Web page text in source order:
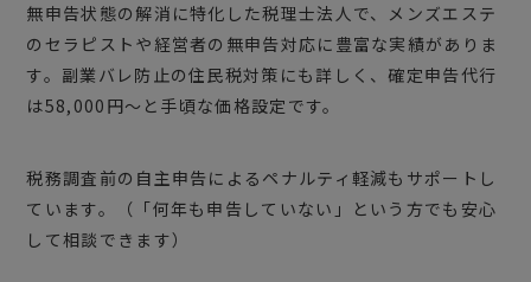
無申告状態の解消に特化した税理士法人で、メンズエステ
のセラピストや経営者の無申告対応に豊富な実績がありま
す。副業バレ防止の住民税対策にも詳しく、確定申告代行
は58,000円〜と手頃な価格設定です。
税務調査前の自主申告によるペナルティ軽減もサポートし
ています。（「何年も申告していない」という方でも安心
して相談できます）